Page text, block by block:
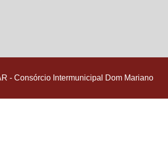
- Consórcio Intermunicipal Dom Mariano